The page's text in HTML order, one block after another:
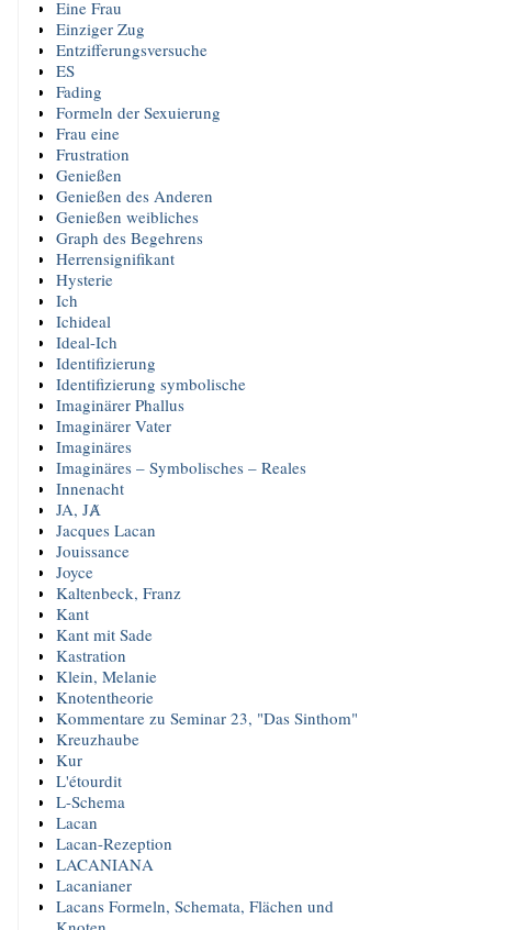
Eine Frau
Einziger Zug
Entzifferungsversuche
ES
Fading
Formeln der Sexuierung
Frau eine
Frustration
Genießen
Genießen des Anderen
Genießen weibliches
Graph des Begehrens
Herrensignifikant
Hysterie
Ich
Ichideal
Ideal-Ich
Identifizierung
Identifizierung symbolische
Imaginärer Phallus
Imaginärer Vater
Imaginäres
Imaginäres – Symbolisches – Reales
Innenacht
JA, JȺ
Jacques Lacan
Jouissance
Joyce
Kaltenbeck, Franz
Kant
Kant mit Sade
Kastration
Klein, Melanie
Knotentheorie
Kommentare zu Seminar 23, "Das Sinthom"
Kreuzhaube
Kur
L'étourdit
L-Schema
Lacan
Lacan-Rezeption
LACANIANA
Lacanianer
Lacans Formeln, Schemata, Flächen und